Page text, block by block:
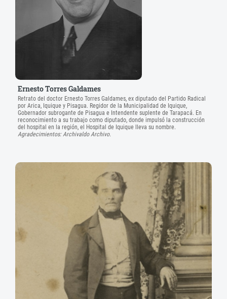
Ernesto Torres Galdames
Retrato del doctor Ernesto Torres Galdames, ex diputado del Partido Radical
por Arica, Iquique y Pisagua. Regidor de la Municipalidad de Iquique,
Gobernador subrogante de Pisagua e Intendente suplente de Tarapacá. En
reconocimiento a su trabajo como diputado, donde impulsó la construcción
del hospital en la región, el Hospital de Iquique lleva su nombre.
Agradecimientos: Archivaldo Archivo.